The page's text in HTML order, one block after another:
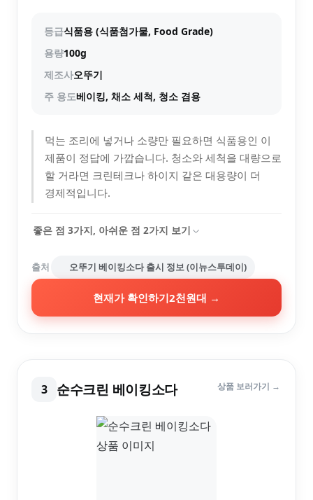
등급식품용 (식품첨가물, Food Grade)
용량100g
제조사오뚜기
주 용도베이킹, 채소 세척, 청소 겸용
먹는 조리에 넣거나 소량만 필요하면 식품용인 이
제품이 정답에 가깝습니다. 청소와 세척을 대량으로
할 거라면 크린테크나 하이지 같은 대용량이 더
경제적입니다.
좋은 점 3가지, 아쉬운 점 2가지 보기
출처 오뚜기 베이킹소다 출시 정보 (이뉴스투데이)
현재가 확인하기2천원대 →
3 순수크린 베이킹소다 상품 보러가기 →